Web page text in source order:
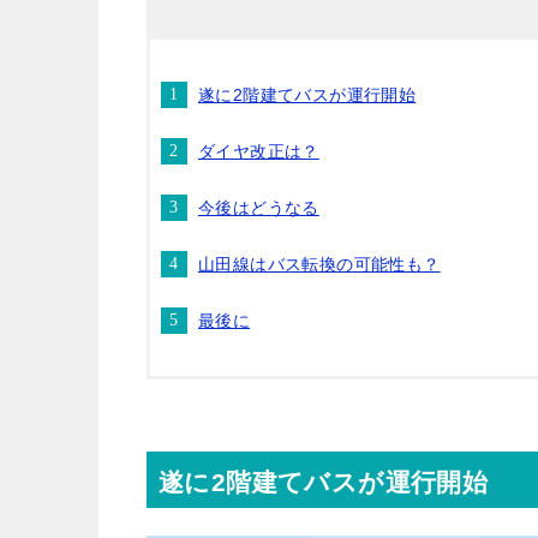
遂に2階建てバスが運行開始
ダイヤ改正は？
今後はどうなる
山田線はバス転換の可能性も？
最後に
遂に2階建てバスが運行開始